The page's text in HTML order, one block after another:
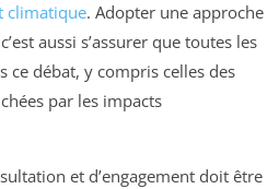
climatique. Adopter une approche
aussi s’assurer que toutes les
ce débat, y compris celles des
par les impacts
et d’engagement doit être